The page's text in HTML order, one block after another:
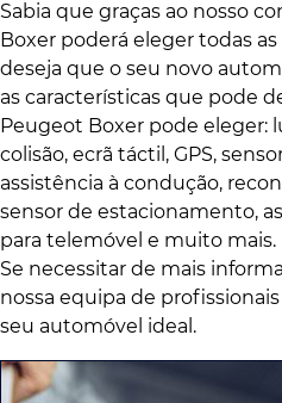
Sabia que graças ao nosso
Boxer poderá eleger todas
deseja que o seu novo
as características que pode
Peugeot Boxer pode eleger:
colisão, ecrã táctil, GPS,
assistência à condução,
sensor de estacionamento,
para telemóvel e muito mais.
Se necessitar de mais
nossa equipa de
seu automóvel ideal.